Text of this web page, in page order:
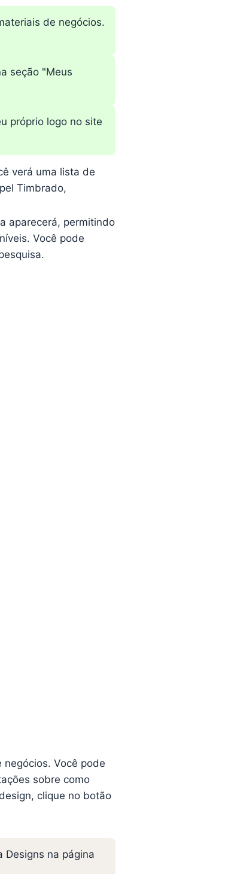
de negócios.
seção "Meus
próprio logo no site
verá uma lista de
Timbrado,
aparecerá, permitindo
Você pode
Você pode
sobre como
clique no botão
Designs na página